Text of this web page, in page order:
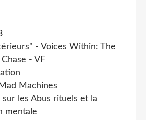
- Voices Within: The
- VF
Machines
sur les Abus rituels et la
mentale